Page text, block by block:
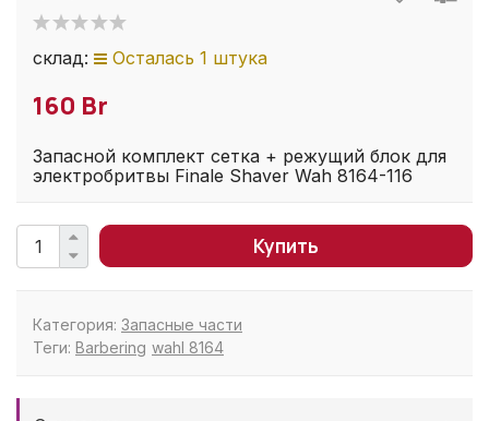
склад: Осталась 1 штука
160 Br
Запасной комплект сетка + режущий блок для
электробритвы Finale Shaver Wah 8164-116
Купить
Категория: Запасные части
Теги: Barbering wahl 8164